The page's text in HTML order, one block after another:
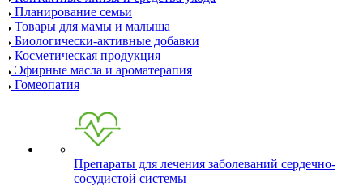
Планирование семьи
Товары для мамы и малыша
Биологически-активные добавки
Косметическая продукция
Эфирные масла и ароматерапия
Гомеопатия
Препараты для лечения заболеваний сердечно-
сосудистой системы